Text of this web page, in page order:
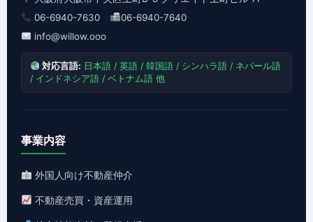
06-6940-7630
06-6940-7640
info@willow.ooo
対応言語: 日本語 / 英語 / 韓国語 / シンハラ語 / ネパール語
/ インドネシア語 / ベトナム語 他
事業内容
外国人向け不動産仲介
不動産売買・資産運用